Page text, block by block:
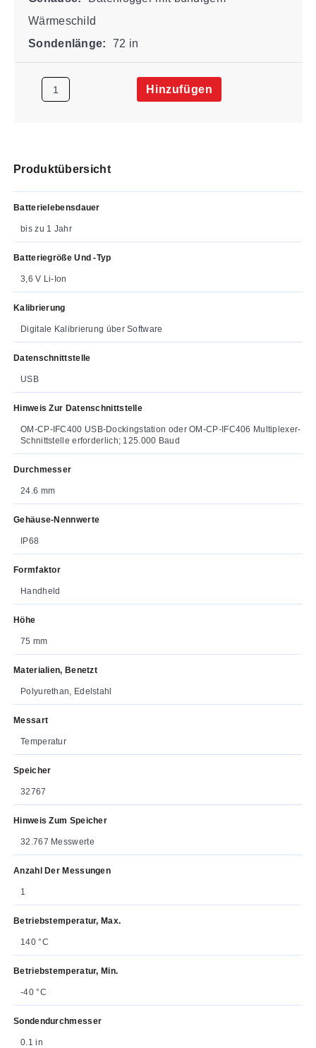
Wärmeschild
Sondenlänge:
72 in
Hinzufügen
Produktübersicht
Batterielebensdauer
bis zu 1 Jahr
Batteriegröße Und -typ
3,6 V Li-Ion
Kalibrierung
Digitale Kalibrierung über Software
Datenschnittstelle
USB
Hinweis Zur Datenschnittstelle
OM-CP-IFC400 USB-Dockingstation oder OM-CP-IFC406 Multiplexer-
Schnittstelle erforderlich; 125.000 Baud
Durchmesser
24.6 mm
Gehäuse-Nennwerte
IP68
Formfaktor
Handheld
Höhe
75 mm
Materialien, Benetzt
Polyurethan, Edelstahl
Messart
Temperatur
Speicher
32767
Hinweis Zum Speicher
32.767 Messwerte
Anzahl Der Messungen
1
Betriebstemperatur, Max.
140 °C
Betriebstemperatur, Min.
-40 °C
Sondendurchmesser
0.1 in